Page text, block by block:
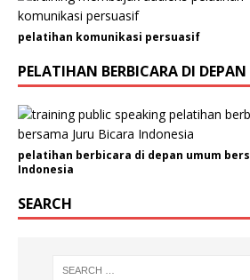
a
P
pelatihan komunikasi persuasif
PELATIHAN BERBICARA DI
pelatihan berbicara di depan umum
Indonesia
SEARCH